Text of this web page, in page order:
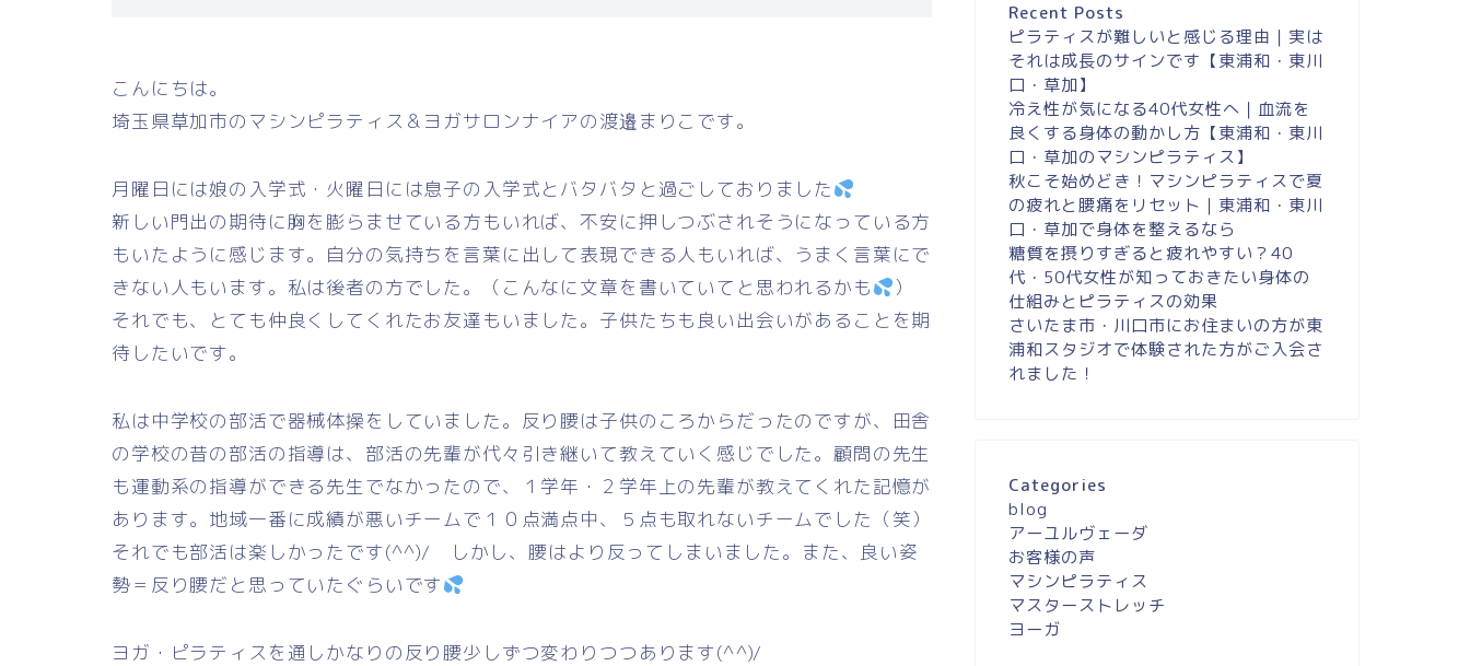
こんにちは。
埼玉県草加市のマシンピラティス＆ヨガサロンナイアの渡邉まりこです。
月曜日には娘の入学式・火曜日には息子の入学式とバタバタと過ごしておりました
新しい門出の期待に胸を膨らませている方もいれば、不安に押しつぶされそうになっている方
もいたように感じます。自分の気持ちを言葉に出して表現できる人もいれば、うまく言葉にで
きない人もいます。私は後者の方でした。（こんなに文章を書いていてと思われるかも
）
それでも、とても仲良くしてくれたお友達もいました。子供たちも良い出会いがあることを期
待したいです。
私は中学校の部活で器械体操をしていました。反り腰は子供のころからだったのですが、田舎
の学校の昔の部活の指導は、部活の先輩が代々引き継いて教えていく感じでした。顧問の先生
も運動系の指導ができる先生でなかったので、１学年・２学年上の先輩が教えてくれた記憶が
あります。地域一番に成績が悪いチームで１０点満点中、５点も取れないチームでした（笑）
それでも部活は楽しかったです(^^)/ しかし、腰はより反ってしまいました。また、良い姿
勢＝反り腰だと思っていたぐらいです
ヨガ・ピラティスを通しかなりの反り腰少しずつ変わりつつあります(^^)/
Recent Posts
ピラティスが難しいと感じる理由｜実は
それは成長のサインです【東浦和・東川
口・草加】
冷え性が気になる40代女性へ｜血流を
良くする身体の動かし方【東浦和・東川
口・草加のマシンピラティス】
秋こそ始めどき！マシンピラティスで夏
の疲れと腰痛をリセット｜東浦和・東川
口・草加で身体を整えるなら
糖質を摂りすぎると疲れやすい？40
代・50代女性が知っておきたい身体の
仕組みとピラティスの効果
さいたま市・川口市にお住まいの方が東
浦和スタジオで体験された方がご入会さ
れました！
Categories
blog
アーユルヴェーダ
お客様の声
マシンピラティス
マスターストレッチ
ヨーガ